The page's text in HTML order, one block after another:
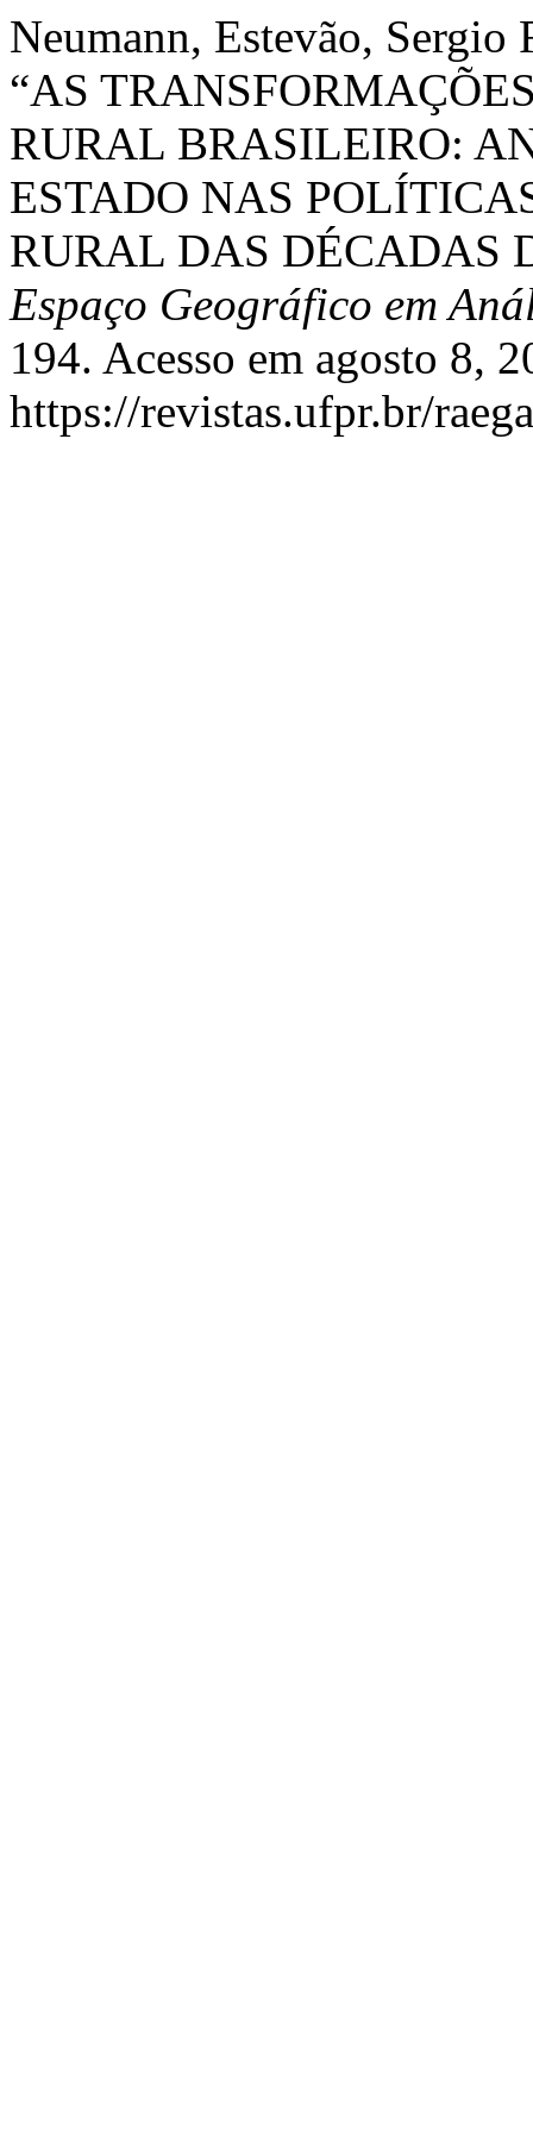
Neumann, Estevão,
“AS
RURAL BRASILEIRO:
ESTADO NAS
RURAL DAS DÉCADAS
Espaço Geográfico em
194. Acesso em agosto 8,
https://revistas.ufpr.br/